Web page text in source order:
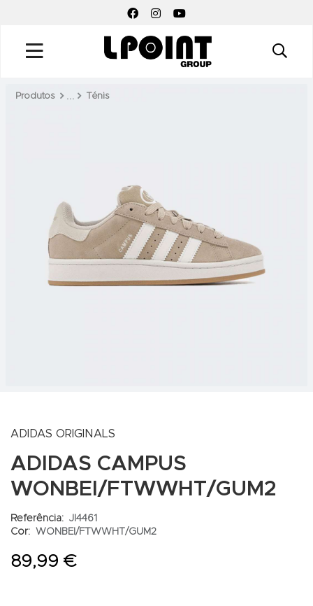
FACEBOOK SOCIAL LINK
INSTAGRAM SOCIAL LINK
YOUTUBE SOCIAL LINK
Produtos Ténis
ADIDAS ORIGINALS
ADIDAS CAMPUS
WONBEI/FTWWHT/GUM2
Referência: JI4461
Cor:
WONBEI/FTWWHT/GUM2
89,99 €